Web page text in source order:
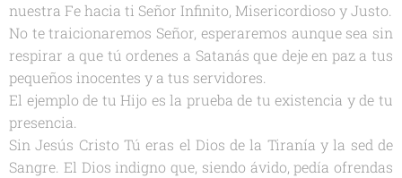
nuestra Fe hacia ti Señor Infinito, Misericordioso y Justo.
No te traicionaremos Señor, esperaremos aunque sea sin
respirar a que tú ordenes a Satanás que deje en paz a tus
pequeños inocentes y a tus servidores.
El ejemplo de tu Hijo es la prueba de tu existencia y de tu
presencia.
Sin Jesús Cristo Tú eras el Dios de la Tiranía y la sed de
Sangre. El Dios indigno que, siendo ávido, pedía ofrendas